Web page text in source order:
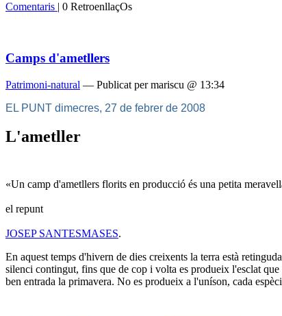
Comentaris | 0 RetroenllaçOs
Camps d'ametllers
Patrimoni-natural — Publicat per mariscu @ 13:34
EL PUNT dimecres, 27 de febrer de 2008
L'ametller
«Un camp d'ametllers florits en producció és una petita
el repunt
JOSEP SANTESMASES.
En aquest temps d'hivern de dies creixents la terra està
silenci contingut, fins que de cop i volta es produeix l'esclat
ben entrada la primavera. No es produeix a l'uníson, cada